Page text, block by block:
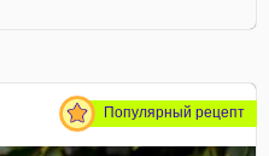
Популярный рецепт